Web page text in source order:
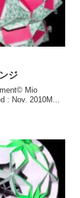
ジ
Mio
: Nov. 2010M...